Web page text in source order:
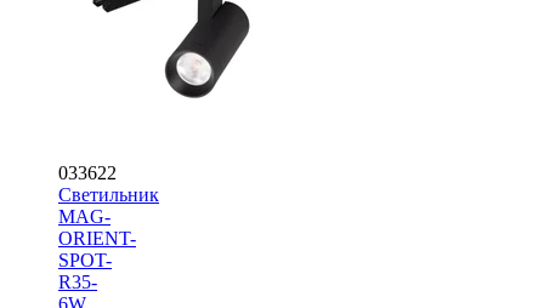
033622
Светильник
MAG-
ORIENT-
SPOT-
R35-
6W